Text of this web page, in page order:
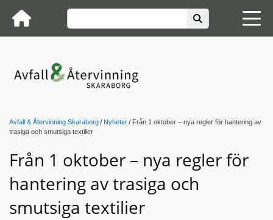
Avfall & Återvinning Skaraborg Nyheter
Från 1 oktober – nya regler för hantering av
trasiga och smutsiga textilier
Från 1 oktober – nya regler för
hantering av trasiga och
smutsiga textilier